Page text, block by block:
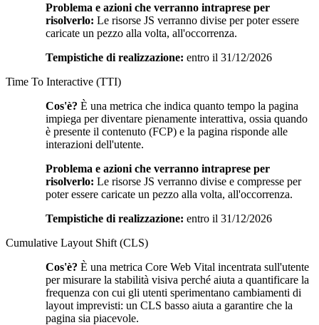
Problema e azioni che verranno intraprese per
risolverlo: Le risorse JS verranno divise per poter essere
caricate un pezzo alla volta, all'occorrenza.
Tempistiche di realizzazione: entro il 31/12/2026
Time To Interactive (TTI)
Cos'è? È una metrica che indica quanto tempo la pagina
impiega per diventare pienamente interattiva, ossia quando
è presente il contenuto (FCP) e la pagina risponde alle
interazioni dell'utente.
Problema e azioni che verranno intraprese per
risolverlo: Le risorse JS verranno divise e compresse per
poter essere caricate un pezzo alla volta, all'occorrenza.
Tempistiche di realizzazione: entro il 31/12/2026
Cumulative Layout Shift (CLS)
Cos'è? È una metrica Core Web Vital incentrata sull'utente
per misurare la stabilità visiva perché aiuta a quantificare la
frequenza con cui gli utenti sperimentano cambiamenti di
layout imprevisti: un CLS basso aiuta a garantire che la
pagina sia piacevole.